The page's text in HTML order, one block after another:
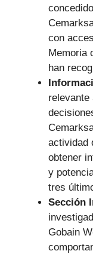
con
Memoria
han
relevante
actividad
obtener
y
tres
Sección
Gobain